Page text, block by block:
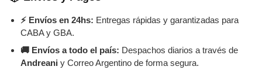
⚡ Envíos en 24hs: Entregas rápidas y garantizadas para
CABA y GBA.
🚚 Envíos a todo el país: Despachos diarios a través de
Andreani y Correo Argentino de forma segura.